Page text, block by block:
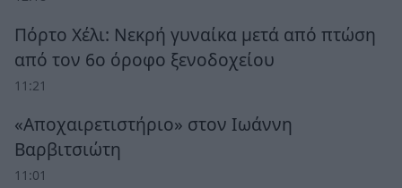
Πόρτο Χέλι: Νεκρή γυναίκα μετά από πτώση
από τον 6ο όροφο ξενοδοχείου
11:21
«Αποχαιρετιστήριο» στον Ιωάννη
Βαρβιτσιώτη
11:01